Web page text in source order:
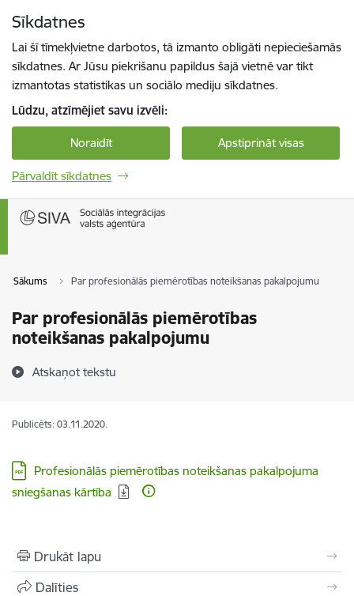
Sīkdatnes
Lai šī tīmekļvietne darbotos, tā izmanto obligāti nepieciešamās
sīkdatnes. Ar Jūsu piekrišanu papildus šajā vietnē var tikt
izmantotas statistikas un sociālo mediju sīkdatnes.
Lūdzu, atzīmējiet savu izvēli:
Noraidīt Apstiprināt visas
Pārvaldīt sīkdatnes
Sākums Par profesionālās piemērotības noteikšanas pakalpojumu
Par profesionālās piemērotības
noteikšanas pakalpojumu
Atskaņot tekstu
Publicēts: 03.11.2020.
Lejupielādēt:
Profesionālās piemērotības noteikšanas pakalpojuma
sniegšanas kārtība
Drukāt lapu
Dalīties